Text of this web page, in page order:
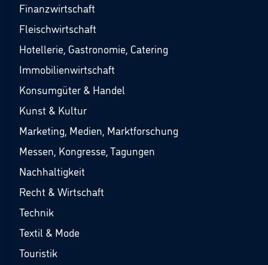
Finanzwirtschaft
Fleischwirtschaft
Hotellerie, Gastronomie, Catering
Immobilienwirtschaft
Konsumgüter & Handel
Kunst & Kultur
Marketing, Medien, Marktforschung
Messen, Kongresse, Tagungen
Nachhaltigkeit
Recht & Wirtschaft
Technik
Textil & Mode
Touristik